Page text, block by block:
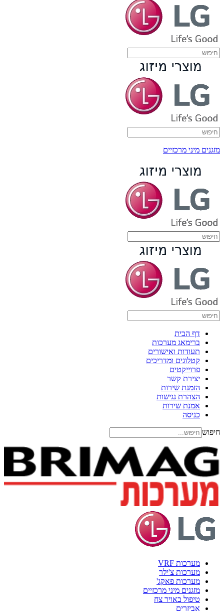
מזגנים מיני מרכזיים
דף הבית
ברימאג מערכות
תעודות ואישורים
קטלוגים ומדריכים
פרוייקטים
יצירת קשר
הזמנת שירות
הצהרת נגישות
אמנת שירות
כניסה
חיפוש
מערכות VRF
מערכות צ'ילר
מערכות פאקג'
מזגנים מיני מרכזיים
טיפול באויר צח
אביזרים